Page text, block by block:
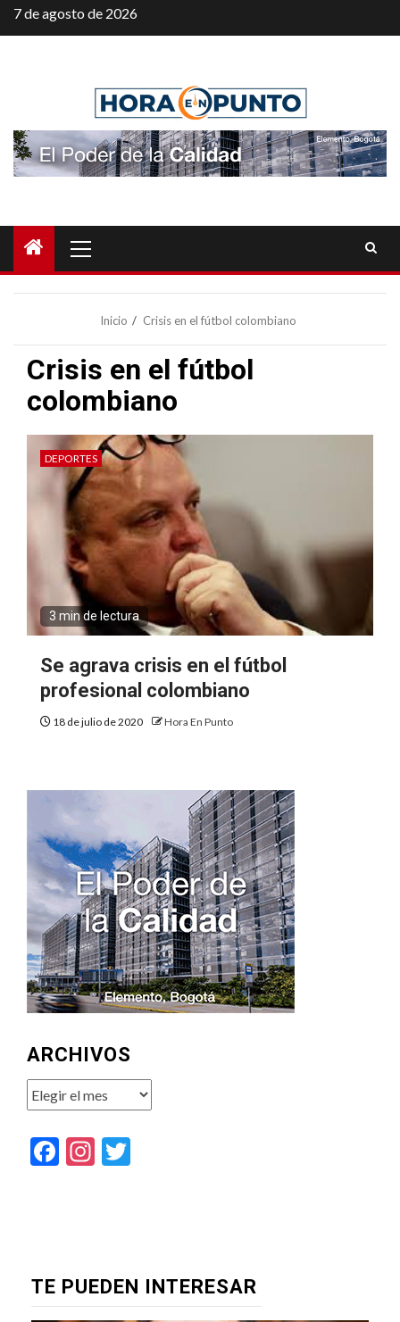
Saltar
al
7 de agosto de 2026
principal
Inicio Crisis en el fútbol colombiano
Crisis en el fútbol
colombiano
DEPORTES
3 min de lectura
Se agrava crisis en el fútbol
profesional colombiano
18 de julio de 2020 Hora En Punto
ARCHIVOS
Archivos
Facebook
Instagram
TE PUEDEN INTERESAR